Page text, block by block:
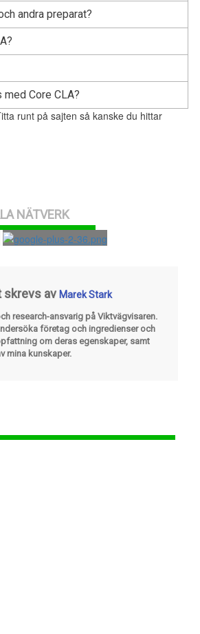
andra preparat?
med Core CLA?
runt på sajten så kanske du hittar
NÄTVERK
skrevs avMarek Stark
research-ansvarig på Viktvägvisaren.
företag och ingredienser och
om deras egenskaper, samt
mina kunskaper.